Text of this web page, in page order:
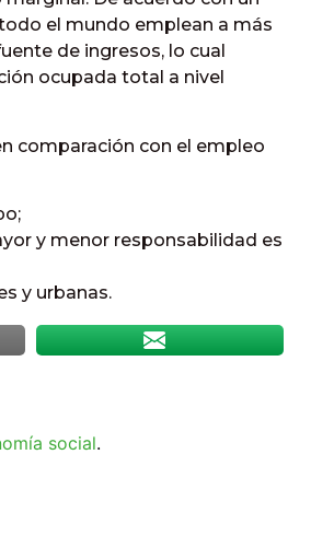
el mundo emplean a más
de ingresos, lo cual
ocupada total a nivel
comparación con el empleo
y menor responsabilidad es
y urbanas.
social.